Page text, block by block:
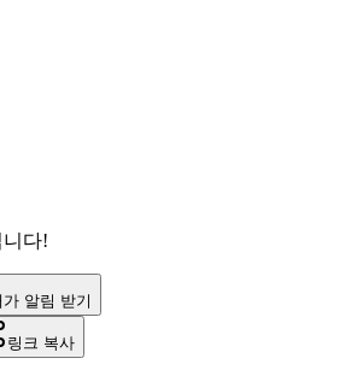
다!
알림 받기
링크 복사